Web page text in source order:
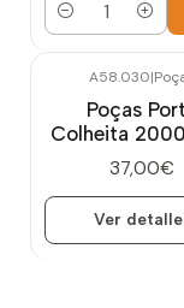
Cantidad
A58.030|
Poças
Colheita
37,00€
Ver